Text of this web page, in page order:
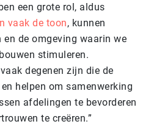
een grote rol, aldus
vaak de toon, kunnen
en de omgeving waarin we
stimuleren.
degenen zijn die de
helpen om samenwerking
afdelingen te bevorderen
te creëren.”